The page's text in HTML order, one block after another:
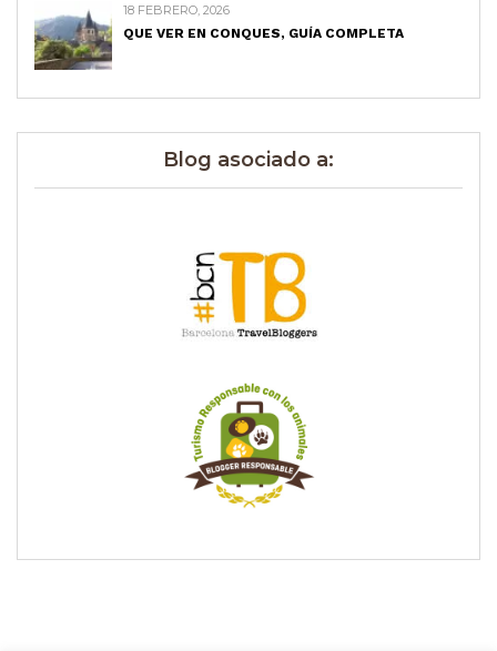
18 FEBRERO, 2026
QUE VER EN CONQUES, GUÍA COMPLETA
Blog asociado a: